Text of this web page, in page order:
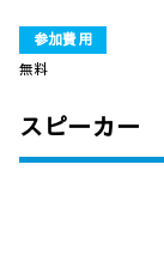
参加費用
無料
スピーカー